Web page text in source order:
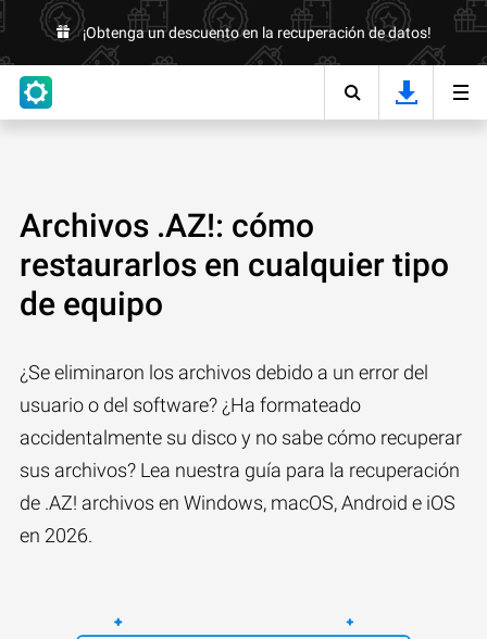
¡Obtenga un descuento en la recuperación de datos!
Archivos .AZ!: cómo
restaurarlos en cualquier tipo
de equipo
¿Se eliminaron los archivos debido a un error del
usuario o del software? ¿Ha formateado
accidentalmente su disco y no sabe cómo recuperar
sus archivos? Lea nuestra guía para la recuperación
de .AZ! archivos en Windows, macOS, Android e iOS
en 2026.